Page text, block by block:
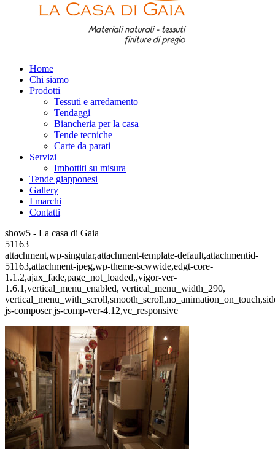
Home
Chi siamo
Prodotti
Tessuti e arredamento
Tendaggi
Biancheria per la casa
Tende tecniche
Carte da parati
Servizi
Imbottiti su misura
Tende giapponesi
Gallery
I marchi
Contatti
show5 - La casa di Gaia
51163
attachment,wp-singular,attachment-template-default,attachmentid-
51163,attachment-jpeg,wp-theme-scwwide,edgt-core-
1.1.2,ajax_fade,page_not_loaded,,vigor-ver-
1.6.1,vertical_menu_enabled, vertical_menu_width_290,
js-composer js-comp-ver-4.12,vc_responsive